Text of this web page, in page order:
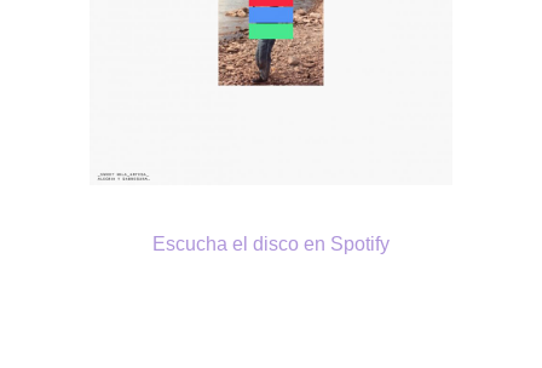
Escucha el disco en Spotify